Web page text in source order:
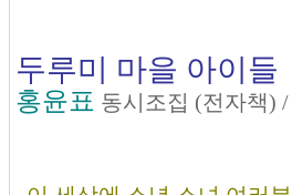
두루미 마을 아이들
홍윤표 동시조집 (전자책)